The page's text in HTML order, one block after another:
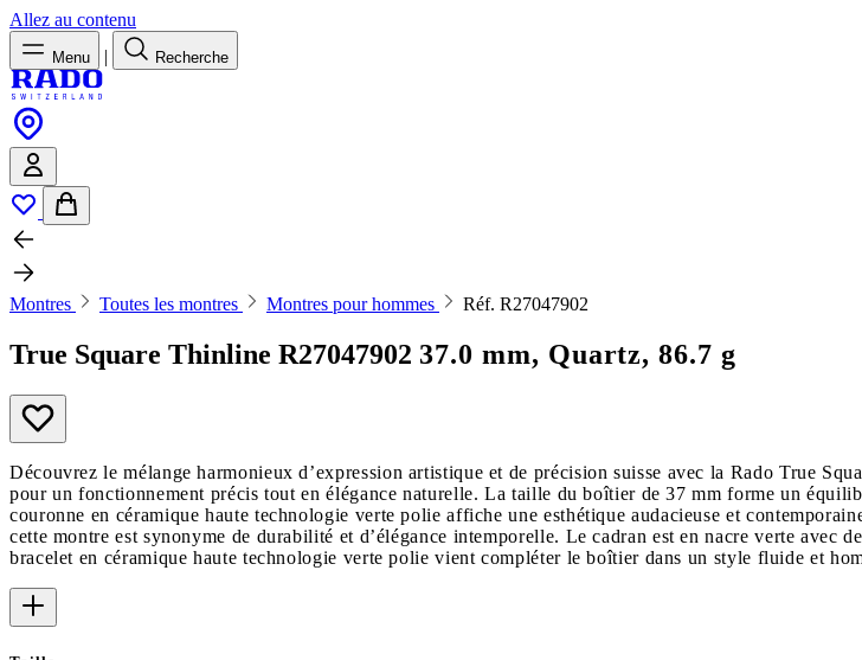
Allez au contenu
Menu | Recherche
Montres Toutes les montres Montres pour hommes Réf. R27047902
True Square Thinline R27047902 37.0 mm, Quartz, 86.7 g
Découvrez le mélange harmonieux d’expression artistique et de précision suisse avec la Rado True
pour un fonctionnement précis tout en élégance naturelle. La taille du boîtier de 37 mm forme un
couronne en céramique haute technologie verte polie affiche une esthétique audacieuse et
cette montre est synonyme de durabilité et d’élégance intemporelle. Le cadran est en nacre verte
bracelet en céramique haute technologie verte polie vient compléter le boîtier dans un style fluide et